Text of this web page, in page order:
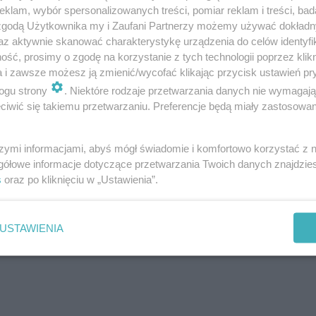
postępowania ws. sprzedaży miejskiej spółki
L
o
a
:
1
0
0
wybór spersonalizowanych treści, pomiar reklam i treści,
Użytkownika my i Zaufani Partnerzy możemy używać
aktywnie skanować charakterystykę urządzenia do celów
prosimy o zgodę na korzystanie z tych technologii poprzez
i zawsze możesz ją zmienić/wycofać klikając przycisk ustawień
strony
. Niektóre rodzaje przetwarzania danych nie
się takiemu przetwarzaniu. Preferencje będą miały
informacjami, abyś mógł świadomie i komfortowo korzystać z
informacje dotyczące przetwarzania Twoich danych
oraz po kliknięciu w „Ustawienia”.
USTAWIENIA